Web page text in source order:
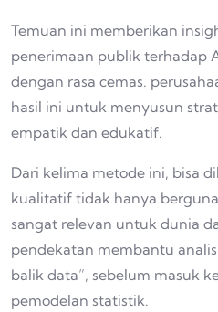
Temuan ini memberikan
penerimaan publik terhadap
dengan rasa cemas.
hasil ini untuk menyusun
empatik dan edukatif.
Dari kelima metode ini, bisa
kualitatif tidak hanya
sangat relevan untuk dunia
pendekatan membantu
balik data”, sebelum masuk
pemodelan statistik.